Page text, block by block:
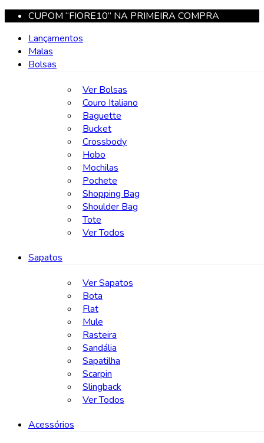
CUPOM “FIORE10” NA PRIMEIRA COMPRA
Lançamentos
Malas
Bolsas
Ver Bolsas
Couro Italiano
Baguette
Bucket
Crossbody
Hobo
Mochilas
Pochete
Shopping Bag
Shoulder Bag
Tote
Ver Todos
Sapatos
Ver Sapatos
Bota
Flat
Mule
Rasteira
Sandália
Sapatilha
Scarpin
Slingback
Ver Todos
Acessórios